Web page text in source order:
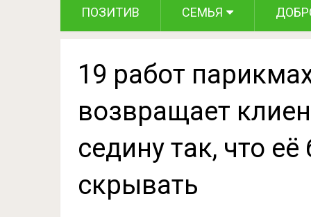
ПОЗИТИВ СЕМЬЯ
19 работ
возвращает
седину так, что
скрывать